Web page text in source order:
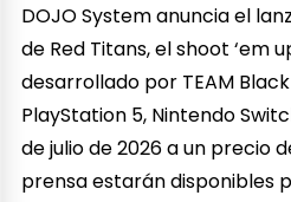
DOJO System anuncia el
de Red Titans, el shoot ‘em
desarrollado por TEAM
PlayStation 5, Nintendo
de julio de 2026 a un precio
prensa estarán disponibles